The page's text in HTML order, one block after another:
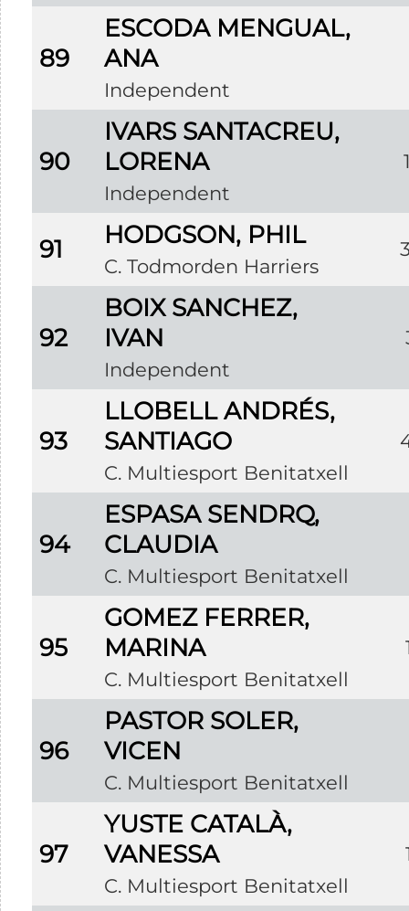
89
ESCODA MENGUAL,
ANA
Independent
90
IVARS SANTACREU,
LORENA
Independent
91 HODGSON, PHIL
C. Todmorden Harriers
92
BOIX SANCHEZ,
IVAN
Independent
93
LLOBELL ANDRÉS,
SANTIAGO
C. Multiesport Benitatxell
94
ESPASA SENDRQ,
CLAUDIA
C. Multiesport Benitatxell
95
GOMEZ FERRER,
MARINA
C. Multiesport Benitatxell
96
PASTOR SOLER,
VICEN
C. Multiesport Benitatxell
97
YUSTE CATALÀ,
VANESSA
C. Multiesport Benitatxell